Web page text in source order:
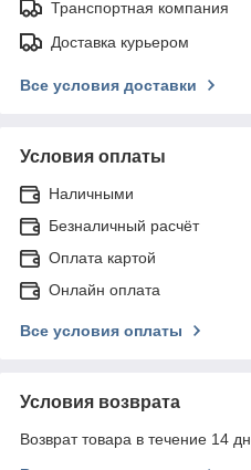
Транспортная компания
Доставка курьером
Все условия доставки
Условия оплаты
Наличными
Безналичный расчёт
Оплата картой
Онлайн оплата
Все условия оплаты
Условия возврата
Возврат товара в течение 14